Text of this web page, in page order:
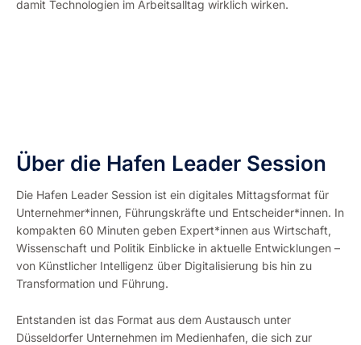
damit Technologien im Arbeitsalltag wirklich wirken.
Über die Hafen Leader Session
Die Hafen Leader Session ist ein digitales Mittagsformat für
Unternehmer*innen, Führungskräfte und Entscheider*innen. In
kompakten 60 Minuten geben Expert*innen aus Wirtschaft,
Wissenschaft und Politik Einblicke in aktuelle Entwicklungen –
von Künstlicher Intelligenz über Digitalisierung bis hin zu
Transformation und Führung.
Entstanden ist das Format aus dem Austausch unter
Düsseldorfer Unternehmen im Medienhafen, die sich zur